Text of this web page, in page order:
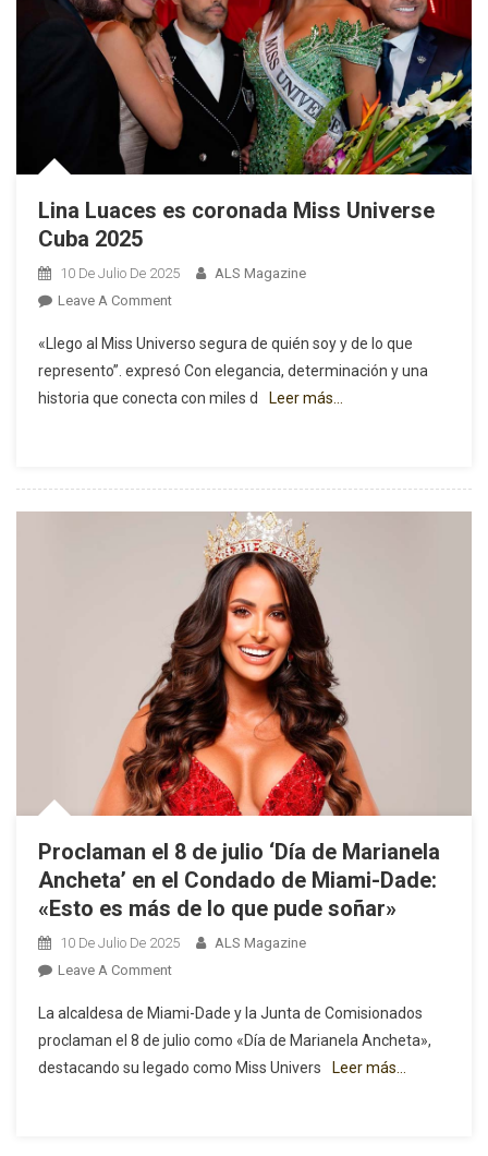
Lina
Luaces
Lina Luaces es coronada Miss Universe
Cuba 2025
10 De Julio De 2025
ALS Magazine
Leave A CommentOn
Luaces
Es
Coronada
«Llego al Miss Universo segura de quién soy y de lo que
represento”. expresó Con elegancia, determinación y una
historia que conecta con miles d
Leer más…
Proclaman el 8 de julio ‘Día de Marianela
Ancheta’ en el Condado de Miami-Dade:
«Esto es más de lo que pude soñar»
10 De Julio De 2025
ALS Magazine
Leave A CommentOn
El
8
De
La alcaldesa de Miami-Dade y la Junta de Comisionados
proclaman el 8 de julio como «Día de Marianela Ancheta»,
destacando su legado como Miss Univers
Leer más…